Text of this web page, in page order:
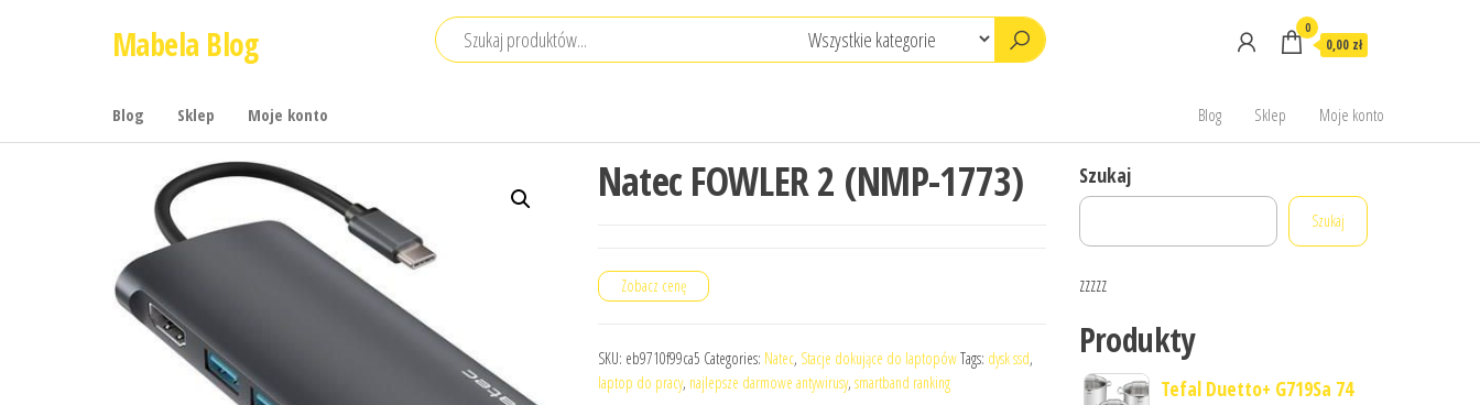
Mabela Blog 0
0,00 zł
Blog Sklep Moje konto Blog Sklep Moje konto
Natec FOWLER 2 (NMP-1773)
Zobacz cenę
SKU: eb9710f99ca5 Categories: Natec, Stacje dokujące do laptopówTags: dysk ssd,
laptop do pracy, najlepsze darmowe antywirusy, smartband ranking
Szukaj
Szukaj
zzzzz
Produkty
Tefal Duetto+ G719Sa 74